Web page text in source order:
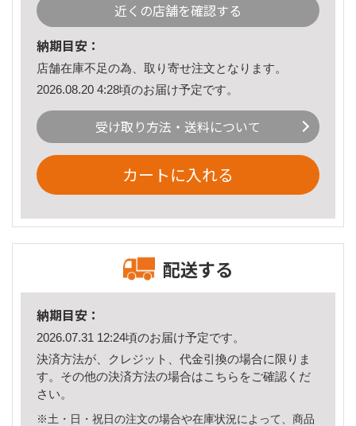
近くの店舗を確認する
納期目安：
店舗在庫不足の為、取り寄せ注文となります。
2026.08.20 4:28頃のお届け予定です。
受け取り方法・送料について
カートに入れる
配送する
納期目安：
2026.07.31 12:24頃のお届け予定です。
決済方法が、クレジット、代金引換の場合に限りま
す。その他の決済方法の場合はこちら をご確認くだ
さい。
※土・日・祝日の注文の場合や在庫状況によって、商品